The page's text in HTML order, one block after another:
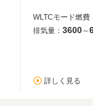
WLTCモード燃費
排気量： 3600～
詳しく見る